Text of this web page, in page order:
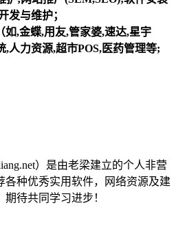
发与维护；
,金蝶,用友,管家婆,速达,星宇
人力资源,超市POS,医药管理等;
）是由老梁建立的个人非营
各种优秀实用软件，网络资源及建
待共同学习进步！